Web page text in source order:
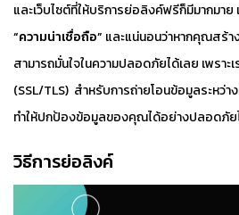
และเว็บไซต์ที่ให้บริการย่อลิงค์ฟรีก็มีมากมา
“ความน่าเชื่อถือ” และแน่นอนว่าหากคุณสร้
สามารถมั่นใจในความปลอดภัยได้เลย เพราะเ
(SSL/TLS) สำหรับการถ่ายโอนข้อมูลระหว่าง
ทำให้ปกป้องข้อมูลของคุณได้อย่างปลอดภัย
วิธีการย่อลิงค์